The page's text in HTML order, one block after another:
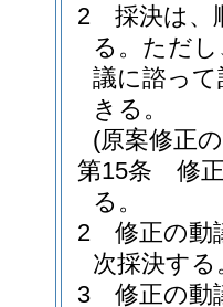
2
採決は、
る。 ただ
議に諮っ
きる。
(原案修正
第15条
修
る。
2
修正の動
次採決する
3
修正の動